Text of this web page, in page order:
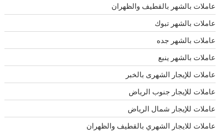
عاملات بالشهر بالقطيف والظهران
عاملات بالشهر تبوك
عاملات بالشهر جده
عاملات بالشهر ينبع
عاملات للإيجار الشهرى بالخبر
عاملات للإيجار جنوب الرياض
عاملات للإيجار شمال الرياض
عاملات للايجار الشهري بالقطيف والظهران